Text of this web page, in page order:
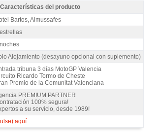
Hotel Bartos 4* / 2 noches S.A. - Características del producto
Características del producto
Bartos, Almussafes
Alojamiento (desayuno opcional con suplemento)
tribuna 3 días MotoGP Valencia
Ricardo Tormo de Cheste
Premio de la Comunitat Valenciana
PREMIUM PARTNER
100% segura!
a su servicio, desde 1989!
aquí